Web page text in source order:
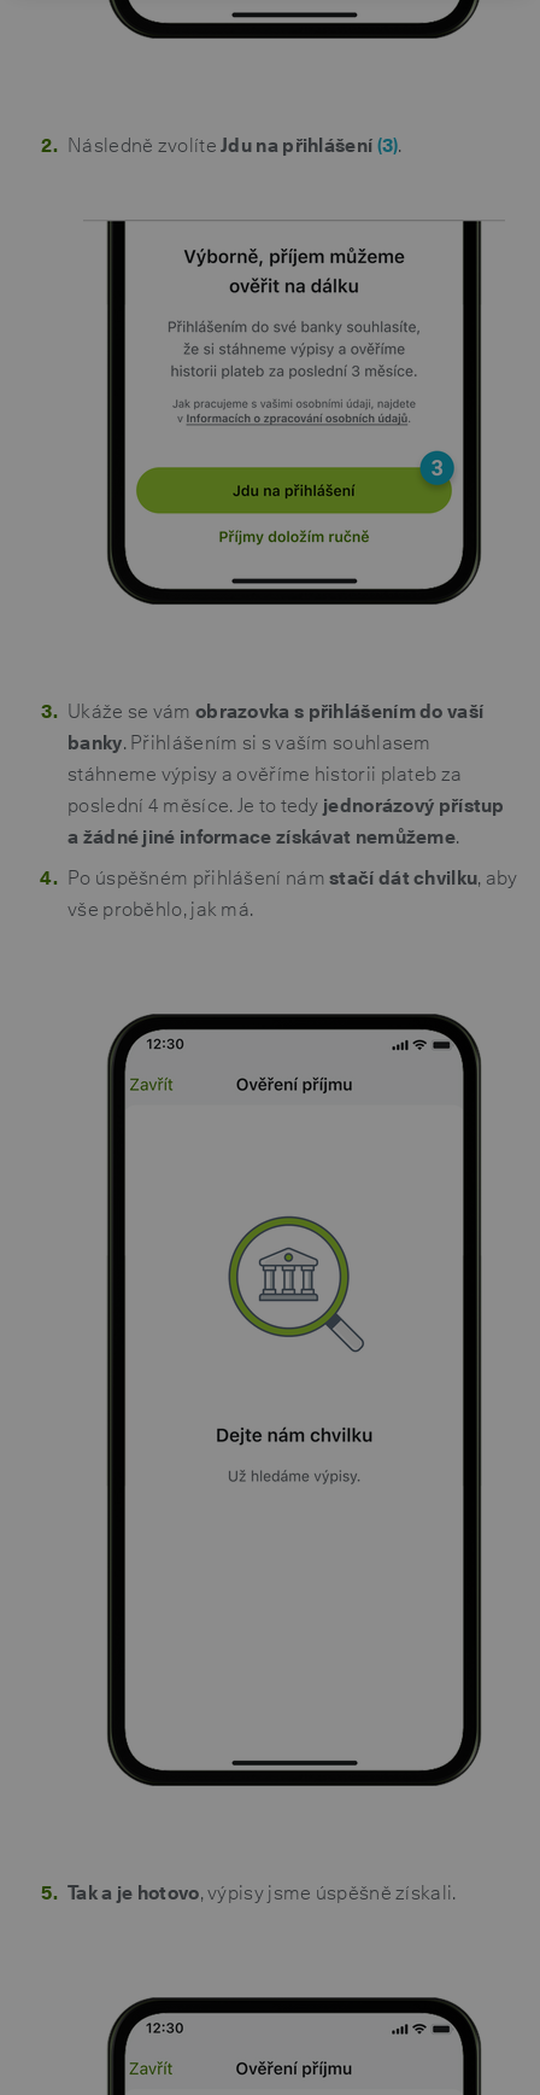
Následně zvolíteJdu na přihlášení (3).
Ukáže se vám obrazovka s přihlášením do vaší
banky. Přihlášením si s vaším souhlasem
stáhneme výpisy a ověříme historii plateb za
poslední 4 měsíce. Je to tedy jednorázový přístup
a žádné jiné informace získávat nemůžeme.
Po úspěšném přihlášení námstačí dát chvilku, aby
vše proběhlo, jak má.
Tak a je hotovo, výpisy jsme úspěšně získali.